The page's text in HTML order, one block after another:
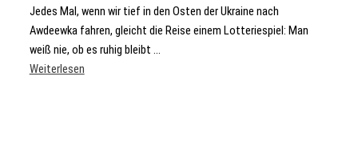
Jedes Mal, wenn wir tief in den Osten der Ukraine nach
Awdeewka fahren, gleicht die Reise einem Lotteriespiel: Man
weiß nie, ob es ruhig bleibt ...
Weiterlesen